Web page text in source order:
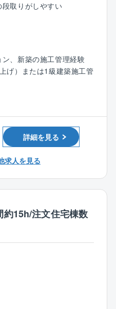
の社員が活躍中。
き、活気にあふれた雰
れば気軽に質問できる環
ことなく馴染むことがで
な自由設計住宅シリーズ
から選べる企画住宅シリ
品質」で提供。
には、全て金額記載をす
・高断熱・オール電化
用しており、より安心の
取りがしやすい
自身の予定や業務量に合
ト等の改修・改築のリフ
務を担当していただき
事を中心としておりま
打ち合わせ
ただきます。
・北陸等）
、新築の施工管理経験
げ）または1級建築施工管
ー通勤となります)
有者
者
詳細を見る
求人を見る
15h/注文住宅棟数